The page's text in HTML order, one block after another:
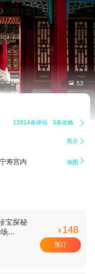
 53
12814条评论 3条攻略 
简介 
寿宫内 地图 
宝探秘
¥ 148
预订